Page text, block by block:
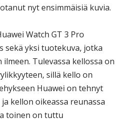
nyt ensimmäisiä kuvia.
Watch GT 3 Pro
sekä yksi tuotekuva, jotka
Tulevassa kellossa on
sillä kello on
Huawei on tehnyt
kellon oikeassa reunassa
toinen on tuttu